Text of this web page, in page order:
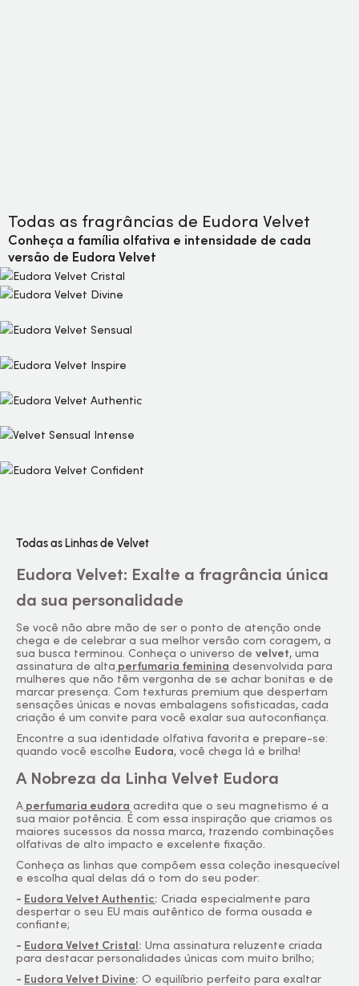
Todas as fragrâncias de Eudora Velvet
Conheça a família olfativa e intensidade de cada
versão de Eudora Velvet
Todas as Linhas de Velvet
Eudora Velvet: Exalte a fragrância única
da sua personalidade
Se você não abre mão de ser o ponto de atenção onde
chega e de celebrar a sua melhor versão com coragem, a
sua busca terminou. Conheça o universo develvet, uma
assinatura de alta perfumaria feminina desenvolvida para
mulheres que não têm vergonha de se achar bonitas e de
marcar presença. Com texturas premium que despertam
sensações únicas e novas embalagens sofisticadas, cada
criação é um convite para você exalar sua autoconfiança.
Encontre a sua identidade olfativa favorita e prepare-se:
quando você escolhe Eudora, você chega lá e brilha!
A Nobreza da Linha Velvet Eudora
A perfumaria eudora acredita que o seu magnetismo é a
sua maior potência. É com essa inspiração que criamos os
maiores sucessos da nossa marca, trazendo combinações
olfativas de alto impacto e excelente fixação.
Conheça as linhas que compõem essa coleção inesquecível
e escolha qual delas dá o tom do seu poder:
- Eudora Velvet Authentic: Criada especialmente para
despertar o seu EU mais autêntico de forma ousada e
confiante;
- Eudora Velvet Cristal: Uma assinatura reluzente criada
para destacar personalidades únicas com muito brilho;
- Eudora Velvet Divine: O equilíbrio perfeito para exaltar